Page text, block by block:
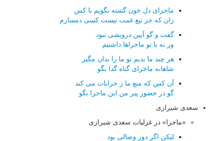
ماجرای دل خون گشته نگویم با کس
زان که جز تیغ غمت نیست کسی دمسازم
گفت و گو آیین درویشی نبود
ور نه با تو ماجراها داشتیم
هر چند ما بدیم تو ما را بدان مگیر
شاهانه ماجرای گناه گدا بگو
آن کس که منع ما ز خرابات می کند
گو در حضور پیر من این ماجرا بگو
سعدی شیرازی
«ماجرا» در غزلیات سعدی شیرازی
لیکن اگر دور وصالی بود